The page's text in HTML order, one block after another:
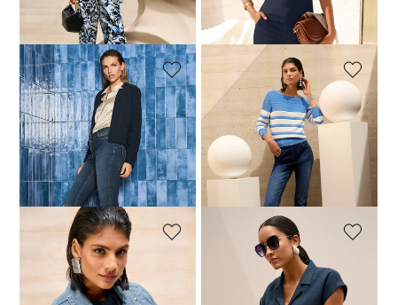
Laagste prijs van de afgelopen 30
dagen**: 99,95 € (-10%)
MADELEINE
Jersey blazer zonder sluiting
99,95 €209,95 €
Laagste prijs van de afgelopen 30
dagen**: 199,95 €
(-50%)
MADELEINE
Slim-fit jeans met kant aan de zoom
69,95 €139,95 €
Laagste prijs van de afgelopen 30
dagen**: 94,95 € (-26%)
MADELEINE
Elegant kanten top
64,95 €119,95 € 169,95 €